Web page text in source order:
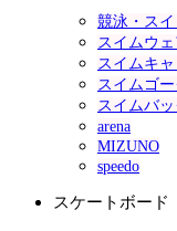
競泳・ス
スイムウ
スイムキ
スイムゴ
スイムバ
arena
MIZUNO
speedo
スケートボード